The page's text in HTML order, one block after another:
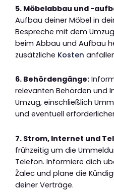
5. Möbelabbau und -
Aufbau deiner Möbel in
Bespreche mit dem
beim Abbau und Aufbau
zusätzliche Kosten
6. Behördengänge:
relevanten Behörden und
Umzug, einschließlich
und eventuell
7. Strom, Internet und
frühzeitig um die
Telefon. Informiere dich
Žalec und plane die
deiner Verträge.